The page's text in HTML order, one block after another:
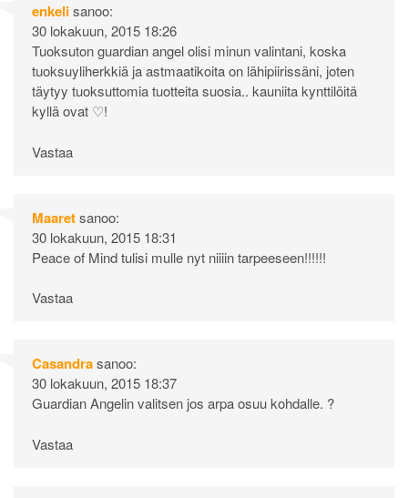
enkelisanoo:
30 lokakuun, 2015 18:26
Tuoksuton guardian angel olisi minun valintani, koska
tuoksuyliherkkiä ja astmaatikoita on lähipiirissäni, joten
täytyy tuoksuttomia tuotteita suosia.. kauniita kynttilöitä
kyllä ovat ♡!
Vastaa
Maaretsanoo:
30 lokakuun, 2015 18:31
Peace of Mind tulisi mulle nyt niiiin tarpeeseen!!!!!!
Vastaa
Casandrasanoo:
30 lokakuun, 2015 18:37
Guardian Angelin valitsen jos arpa osuu kohdalle. ?
Vastaa